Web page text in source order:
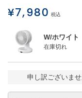
¥7,980 税込
W/ホワイト
在庫切れ
申し訳ございま